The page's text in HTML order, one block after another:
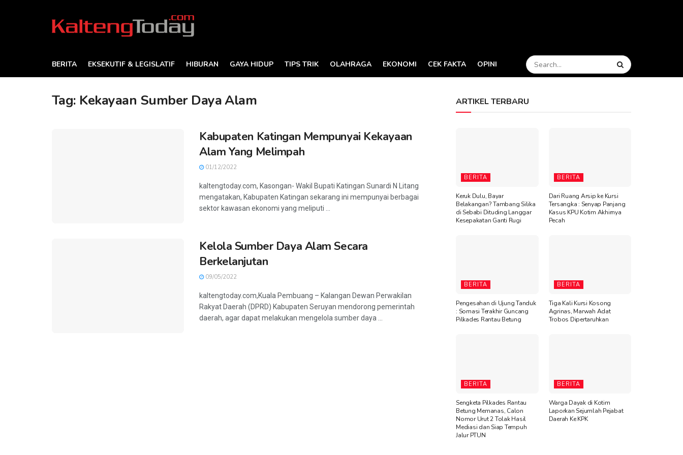
BERITA EKSEKUTIF & LEGISLATIF HIBURAN GAYA HIDUP TIPS TRIK OLAHRAGA EKONOMI CEK FAKTA OPINI
Tag: Kekayaan Sumber Daya Alam
Kabupaten Katingan Mempunyai Kekayaan
Alam Yang Melimpah
01/12/2022
kaltengtoday.com, Kasongan- Wakil Bupati Katingan Sunardi N Litang
mengatakan, Kabupaten Katingan sekarang ini mempunyai berbagai
sektor kawasan ekonomi yang meliputi ...
Kelola Sumber Daya Alam Secara
Berkelanjutan
09/05/2022
kaltengtoday.com,Kuala Pembuang – Kalangan Dewan Perwakilan
Rakyat Daerah (DPRD) Kabupaten Seruyan mendorong pemerintah
daerah, agar dapat melakukan mengelola sumber daya ...
ARTIKEL TERBARU
BERITA
Keruk Dulu, Bayar
Belakangan? Tambang Silika
di Sebabi Dituding Langgar
Kesepakatan Ganti Rugi
BERITA
Dari Ruang Arsip ke Kursi
Tersangka : Senyap Panjang
Kasus KPU Kotim Akhirnya
Pecah
BERITA
Pengesahan di Ujung Tanduk
: Somasi Terakhir Guncang
Pilkades Rantau Betung
BERITA
Tiga Kali Kursi Kosong
Agrinas, Marwah Adat
Trobos Dipertaruhkan
BERITA
Sengketa Pilkades Rantau
Betung Memanas, Calon
Nomor Urut 2 Tolak Hasil
Mediasi dan Siap Tempuh
Jalur PTUN
BERITA
Warga Dayak di Kotim
Laporkan Sejumlah Pejabat
Daerah Ke KPK